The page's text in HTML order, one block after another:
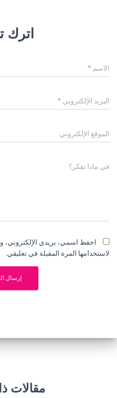
اترك
الاسم *
البريد الإلكتروني *
الموقع الإلكتروني
في ماذا تفكر؟
احفظ اسمي، بريدي الإلكتروني،
لاستخدامها المرة المقبلة في تعليقي.
مقالات